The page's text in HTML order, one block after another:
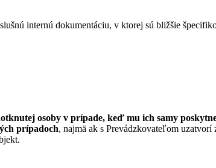
internú dokumentáciu, v ktorej sú bližšie
osoby v prípade, keď mu ich samy
prípadoch, najmä ak s Prevádzkovateľom uzatvorí